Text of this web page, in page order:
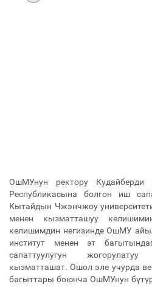
ОшМУнун ректору
Республикасына болгон иш
Кытайдын Чжэнчжоу
менен кызматташуу
келишимдин негизинде ОшМУ
институт менен эт
сапаттуулугун
кызматташат. Ошол эле учурда
багыттары боюнча ОшМУнун